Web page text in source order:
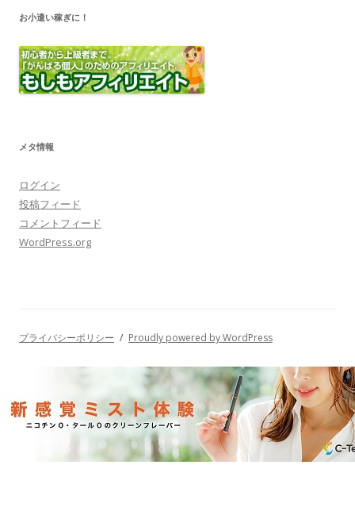
お小遣い稼ぎに！
メタ情報
ログイン
投稿フィード
コメントフィード
WordPress.org
プライバシーポリシー Proudly powered by WordPress